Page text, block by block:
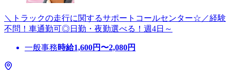
＼トラックの走行に関するサポートコールセンター☆／経験
不問！車通勤可◎日勤・夜勤選べる！週4日～
一般事務時給1,600円〜2,080円